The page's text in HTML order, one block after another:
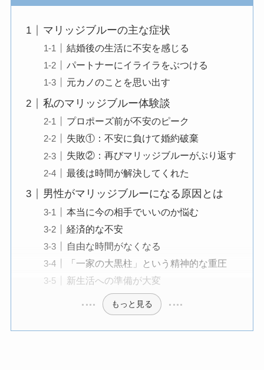
マリッジブルーの主な症状
結婚後の生活に不安を感じる
パートナーにイライラをぶつける
元カノのことを思い出す
私のマリッジブルー体験談
プロポーズ前が不安のピーク
失敗①：不安に負けて婚約破棄
失敗②：再びマリッジブルーがぶり返す
最後は時間が解決してくれた
男性がマリッジブルーになる原因とは
本当に今の相手でいいのか悩む
経済的な不安
自由な時間がなくなる
「一家の大黒柱」という精神的な重圧
新生活への準備が大変
もっと見る